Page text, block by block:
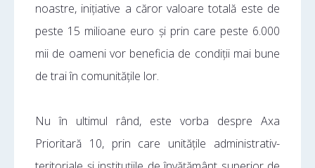
noastre, inițiative a căror valoare totală este de
peste 15 milioane euro și prin care peste 6.000
mii de oameni vor beneficia de condiții mai bune
de trai în comunitățile lor.
Nu în ultimul rând, este vorba despre Axa
Prioritară 10, prin care unitățile administrativ-